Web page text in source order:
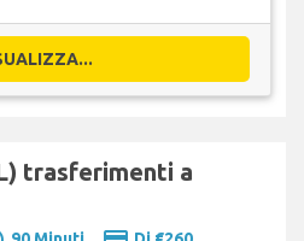
trasferimenti a